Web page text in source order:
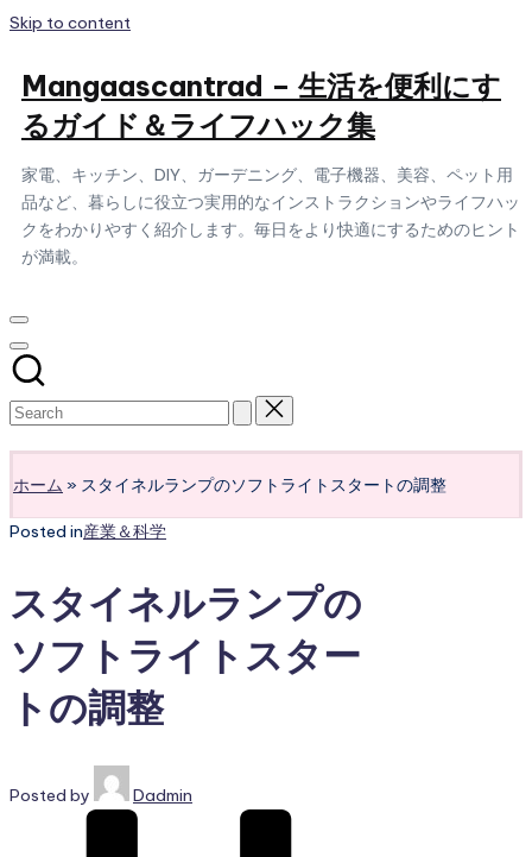
Skip to content
Mangaascantrad – 生活を便利にす
るガイド＆ライフハック集
家電、キッチン、DIY、ガーデニング、電子機器、美容、ペット用
品など、暮らしに役立つ実用的なインストラクションやライフハッ
クをわかりやすく紹介します。毎日をより快適にするためのヒント
が満載。
ホーム » スタイネルランプのソフトライトスタートの調整
Posted in産業＆科学
スタイネルランプの
ソフトライトスター
トの調整
Posted by Dadmin